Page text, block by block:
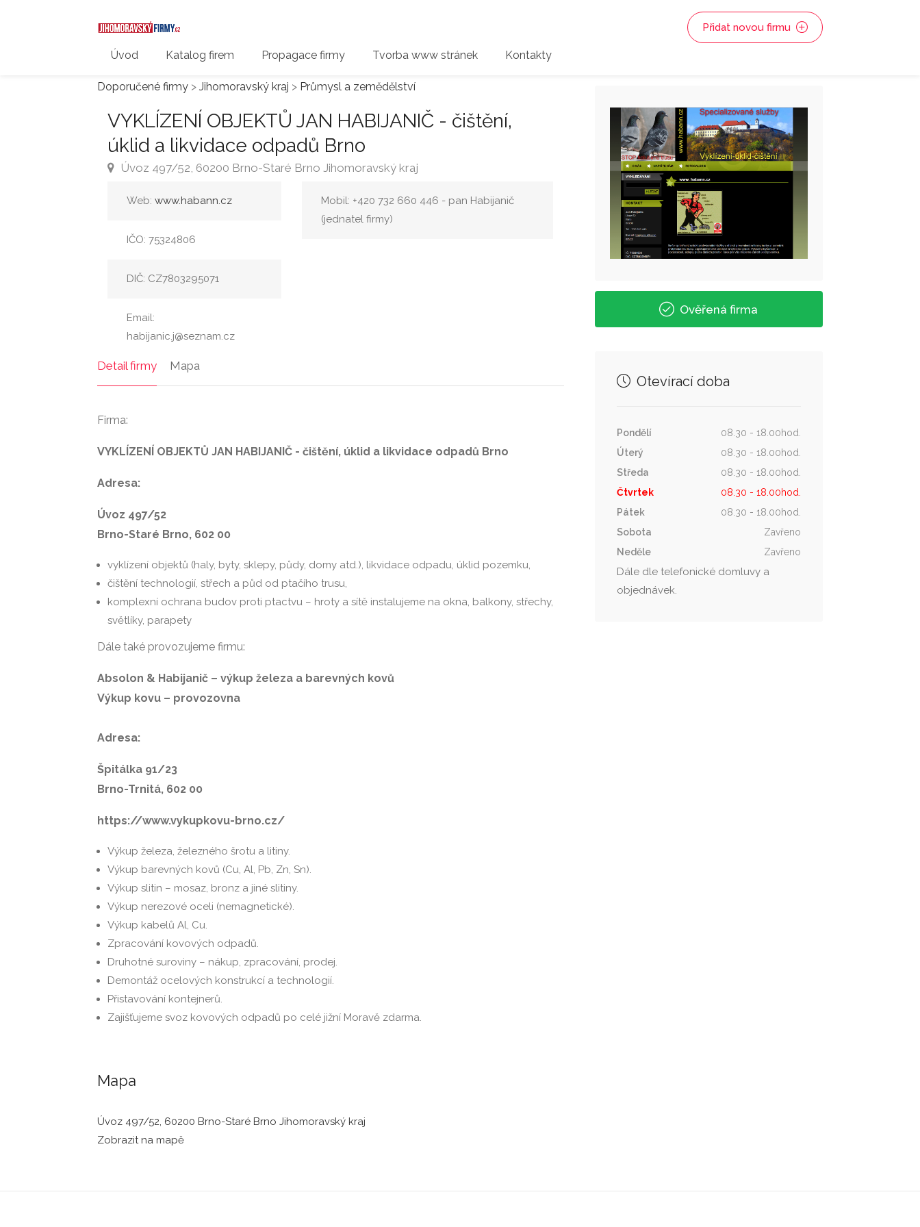
Úvod Katalog firem Propagace firmy Tvorba www stránek Kontakty
Přidat novou firmu
Doporučené firmy > Jihomoravský kraj > Průmysl a zemědělství
VYKLÍZENÍ OBJEKTŮ JAN HABIJANIČ - čištění,
úklid a likvidace odpadů Brno
Úvoz 497/52, 60200 Brno-Staré Brno Jihomoravský kraj
Web: www.habann.cz
IČO: 75324806
DIČ: CZ7803295071
Email:
habijanic.j@seznam.cz
Mobil: +420 732 660 446 - pan Habijanič
(jednatel firmy)
Detail firmy Mapa
Firma:
VYKLÍZENÍ OBJEKTŮ JAN HABIJANIČ - čištění, úklid a likvidace odpadů Brno
Adresa:
Úvoz 497/52
Brno-Staré Brno, 602 00
vyklízení objektů (haly, byty, sklepy, půdy, domy atd.), likvidace odpadu, úklid pozemku,
čištění technologií, střech a půd od ptačího trusu,
komplexní ochrana budov proti ptactvu – hroty a sítě instalujeme na okna, balkony, střechy,
světlíky, parapety
Dále také provozujeme firmu:
Absolon & Habijanič – výkup železa a barevných kovů
Výkup kovu – provozovna
Adresa:
Špitálka 91/23
Brno-Trnitá, 602 00
https://www.vykupkovu-brno.cz/
Výkup železa, železného šrotu a litiny.
Výkup barevných kovů (Cu, Al, Pb, Zn, Sn).
Výkup slitin – mosaz, bronz a jiné slitiny.
Výkup nerezové oceli (nemagnetické).
Výkup kabelů Al, Cu.
Zpracování kovových odpadů.
Druhotné suroviny – nákup, zpracování, prodej.
Demontáž ocelových konstrukcí a technologií.
Přistavování kontejnerů.
Zajišťujeme svoz kovových odpadů po celé jižní Moravě zdarma.
Mapa
Úvoz 497/52, 60200 Brno-Staré Brno Jihomoravský kraj
Zobrazit na mapě
Ověřená firma
Otevírací doba
Pondělí
08.30 - 18.00hod.
Úterý
08.30 - 18.00hod.
Středa
08.30 - 18.00hod.
Čtvrtek
08.30 - 18.00hod.
Pátek
08.30 - 18.00hod.
Sobota
Zavřeno
Neděle
Zavřeno
Dále dle telefonické domluvy a
objednávek.